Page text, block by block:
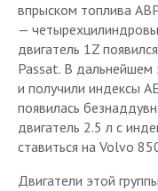
впрыском топлива
—
двигатель 1Z
Passat. В
и получили индексы
появилась
двигатель 2.5 л с
ставиться на Volvo
Двигатели этой